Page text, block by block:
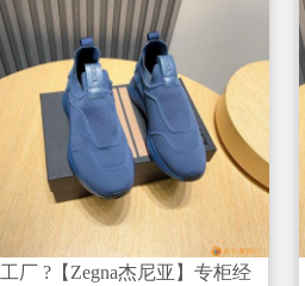
工厂 ?【Zegna杰尼亚】专柜经